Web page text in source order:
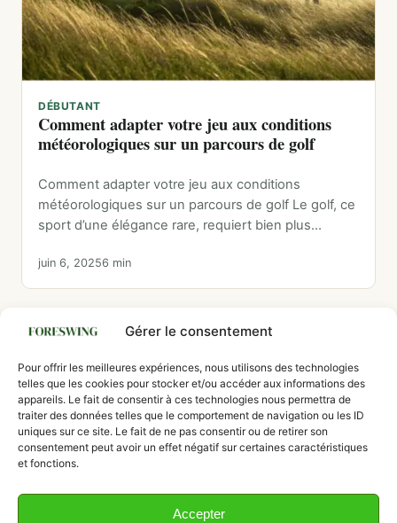
Gérer le consentement
Pour offrir les meilleures expériences, nous utilisons des technologies
telles que les cookies pour stocker et/ou accéder aux informations des
appareils. Le fait de consentir à ces technologies nous permettra de
traiter des données telles que le comportement de navigation ou les ID
uniques sur ce site. Le fait de ne pas consentir ou de retirer son
consentement peut avoir un effet négatif sur certaines caractéristiques
et fonctions.
Accepter
DÉBUTANT
Comment adapter votre jeu aux conditions
météorologiques sur un parcours de golf
Comment adapter votre jeu aux conditions
météorologiques sur un parcours de golf Le golf, ce
sport d’une élégance rare, requiert bien plus…
juin 6, 20256 min
Pagination
des
publications
1 2 … 5 Suivant